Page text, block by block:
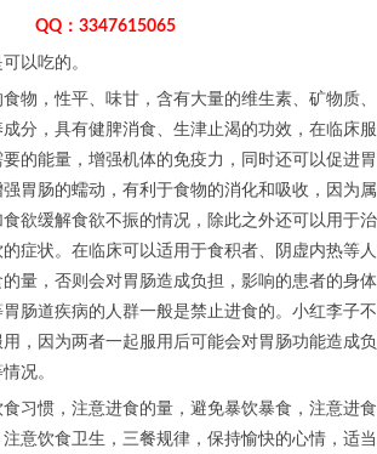
QQ：3347615065
以吃的。
物，性平、味甘，含有大量的维生素、矿物质、
分，具有健脾消食、生津止渴的功效，在临床服
的能量，增强机体的免疫力，同时还可以促进胃
胃肠的蠕动，有利于食物的消化和吸收，因为属
欲缓解食欲不振的情况，除此之外还可以用于治
症状。在临床可以适用于食积者、阴虚内热等人
量，否则会对胃肠造成负担，影响的患者的身体
肠道疾病的人群一般是禁止进食的。小红李子不
，因为两者一起服用后可能会对胃肠功能造成负
况。
习惯，注意进食的量，避免暴饮暴食，注意进食
意饮食卫生，三餐规律，保持愉快的心情，适当